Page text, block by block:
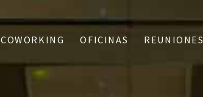
COWORKING OFICINAS REUNIONES